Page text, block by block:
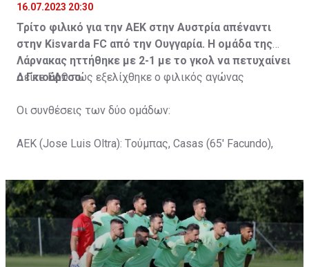
16.07.2023 20:30
Τρίτο φιλικό για την ΑΕΚ στην Αυστρία απέναντι
στην Kisvarda FC από την Ουγγαρία. Η ομάδα της
Λάρνακας ηττήθηκε με 2-1 με το γκολ να πετυχαίνει
ο Γκιούρτσο.
ΔείτεΕΔΩπώς εξελίχθηκε ο φιλικός αγώνας
Οι συνθέσεις των δύο ομάδων:
ΑΕΚ (Jose Luis Oltra): Tούμπας, Casas (65' Facundo),
Tomovic), Aνδρέου (65' Angel) , Κωνσταντή (65' Sol),
Τζιωρτζής (65' Faraj), Κατελάρης (65' Milicevic).
Στον πάγκο: Piric, Στυλιανίδης, Tomovic, Καψής, Sol,
Faraj, Lopes, Angel, Milicevic, Pons, Εγγλέζου, Facundo,